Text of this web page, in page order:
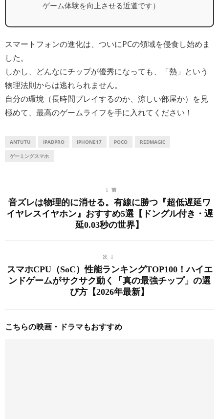
ゲーム体験を向上させる近道です）
スマートフォンの進化は、ついにPCの領域を侵食し始めま
した。
しかし、どんなにチップが優秀になっても、「熱」という
物理法則からは逃れられません。
自分の環境（長時間プレイするのか、涼しい部屋か）を見
極めて、最高のゲームライフを手に入れてください！
ANTUTU IPADPRO IPHONE17 POCO REDMAGIC
ゲーミングスマホ
前
音ズレは物理的に消せる。有線に勝つ『超低遅延ワ
イヤレスイヤホン』おすすめ5選【ドングル付き・遅
延0.03秒の世界】
次
スマホCPU（SoC）性能ランキングTOP100！ハイエ
ンドゲームがサクサク動く「真の最強チップ」の選
び方【2026年最新】
こちらの映画・ドラマもおすすめ